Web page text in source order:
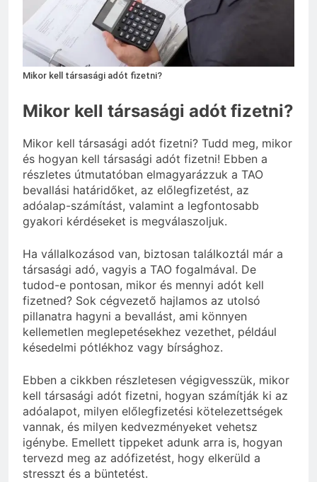
eredetiségvizsgálathoz?
3 Nap Ezelőtt
Mikor kell társasági adót fizetni?
Mikor kell társasági adót fizetni?
Mikor kell társasági adót fizetni? Tudd meg, mikor
és hogyan kell társasági adót fizetni! Ebben a
részletes útmutatóban elmagyarázzuk a TAO
bevallási határidőket, az előlegfizetést, az
adóalap-számítást, valamint a legfontosabb
gyakori kérdéseket is megválaszoljuk.
Ha vállalkozásod van, biztosan találkoztál már a
társasági adó, vagyis a TAO fogalmával. De
tudod-e pontosan, mikor és mennyi adót kell
fizetned? Sok cégvezető hajlamos az utolsó
pillanatra hagyni a bevallást, ami könnyen
kellemetlen meglepetésekhez vezethet, például
késedelmi pótlékhoz vagy bírsághoz.
Ebben a cikkben részletesen végigvesszük, mikor
kell társasági adót fizetni, hogyan számítják ki az
adóalapot, milyen előlegfizetési kötelezettségek
vannak, és milyen kedvezményeket vehetsz
igénybe. Emellett tippeket adunk arra is, hogyan
tervezd meg az adófizetést, hogy elkerüld a
stresszt és a büntetést.